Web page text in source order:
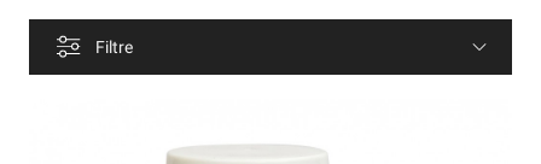
Filtre